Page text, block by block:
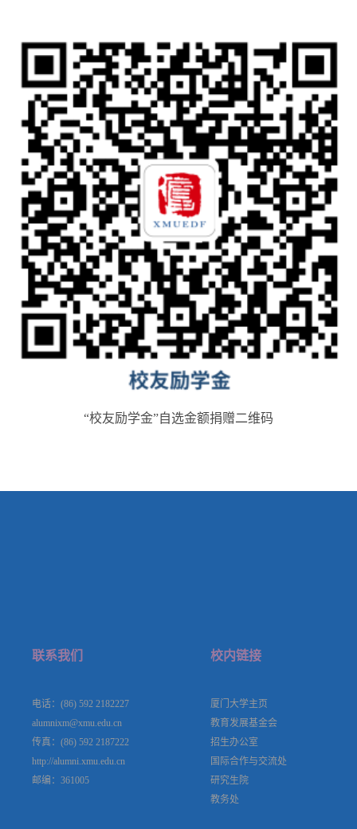
“校友励学金”自选金额捐赠二维码
联系我们
电话：(86) 592 2182227
alumnixm@xmu.edu.cn
传真：(86) 592 2187222
http://alumni.xmu.edu.cn
邮编：361005
校内链接
厦门大学主页
教育发展基金会
招生办公室
国际合作与交流处
研究生院
教务处